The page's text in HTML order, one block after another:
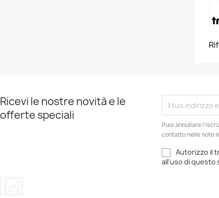
Ricevi le nostre novità e le
offerte speciali
Puoi annullare
contatto nelle note
Autorizzo il
all'uso di questo